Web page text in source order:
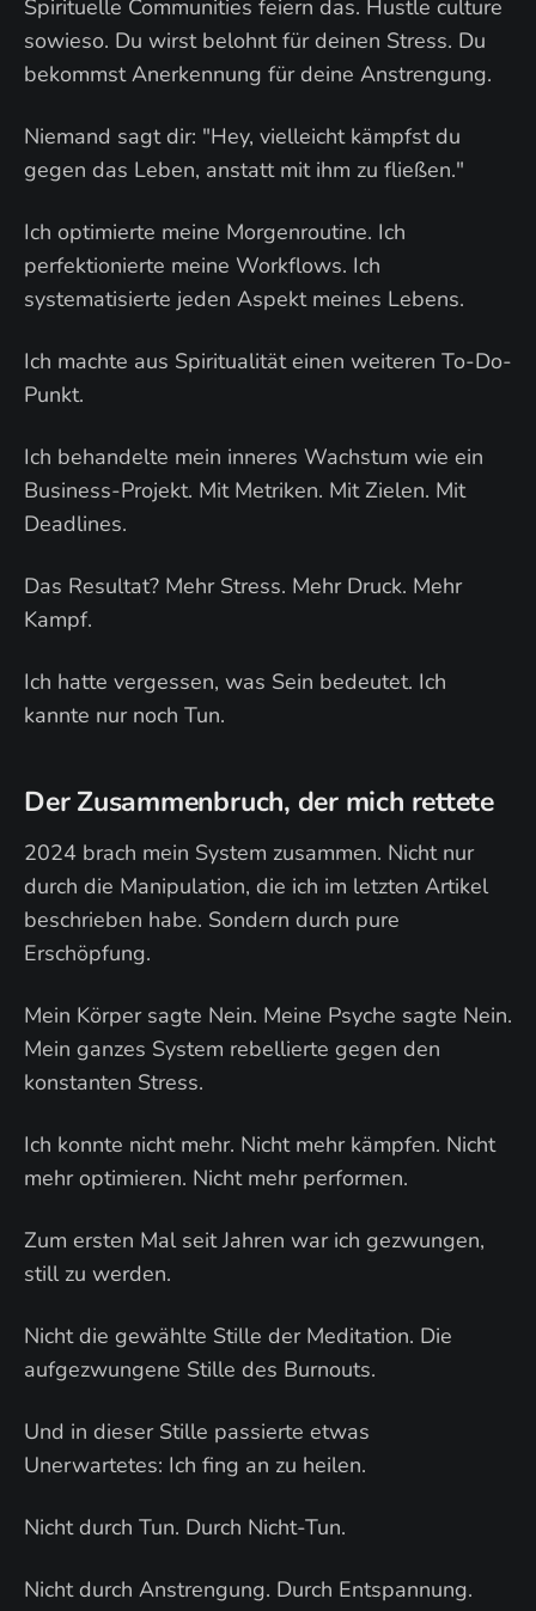
Spirituelle Communities feiern das. Hustle culture
sowieso. Du wirst belohnt für deinen Stress. Du
bekommst Anerkennung für deine Anstrengung.
Niemand sagt dir: "Hey, vielleicht kämpfst du
gegen das Leben, anstatt mit ihm zu fließen."
Ich optimierte meine Morgenroutine. Ich
perfektionierte meine Workflows. Ich
systematisierte jeden Aspekt meines Lebens.
Ich machte aus Spiritualität einen weiteren To-Do-
Punkt.
Ich behandelte mein inneres Wachstum wie ein
Business-Projekt. Mit Metriken. Mit Zielen. Mit
Deadlines.
Das Resultat? Mehr Stress. Mehr Druck. Mehr
Kampf.
Ich hatte vergessen, was Sein bedeutet. Ich
kannte nur noch Tun.
Der Zusammenbruch, der mich rettete
2024 brach mein System zusammen. Nicht nur
durch die Manipulation, die ich im letzten Artikel
beschrieben habe. Sondern durch pure
Erschöpfung.
Mein Körper sagte Nein. Meine Psyche sagte Nein.
Mein ganzes System rebellierte gegen den
konstanten Stress.
Ich konnte nicht mehr. Nicht mehr kämpfen. Nicht
mehr optimieren. Nicht mehr performen.
Zum ersten Mal seit Jahren war ich gezwungen,
still zu werden.
Nicht die gewählte Stille der Meditation. Die
aufgezwungene Stille des Burnouts.
Und in dieser Stille passierte etwas
Unerwartetes: Ich fing an zu heilen.
Nicht durch Tun. Durch Nicht-Tun.
Nicht durch Anstrengung. Durch Entspannung.